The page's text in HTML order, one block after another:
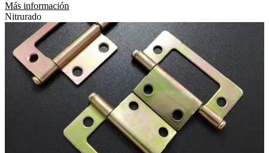
Más información
Nitrurado